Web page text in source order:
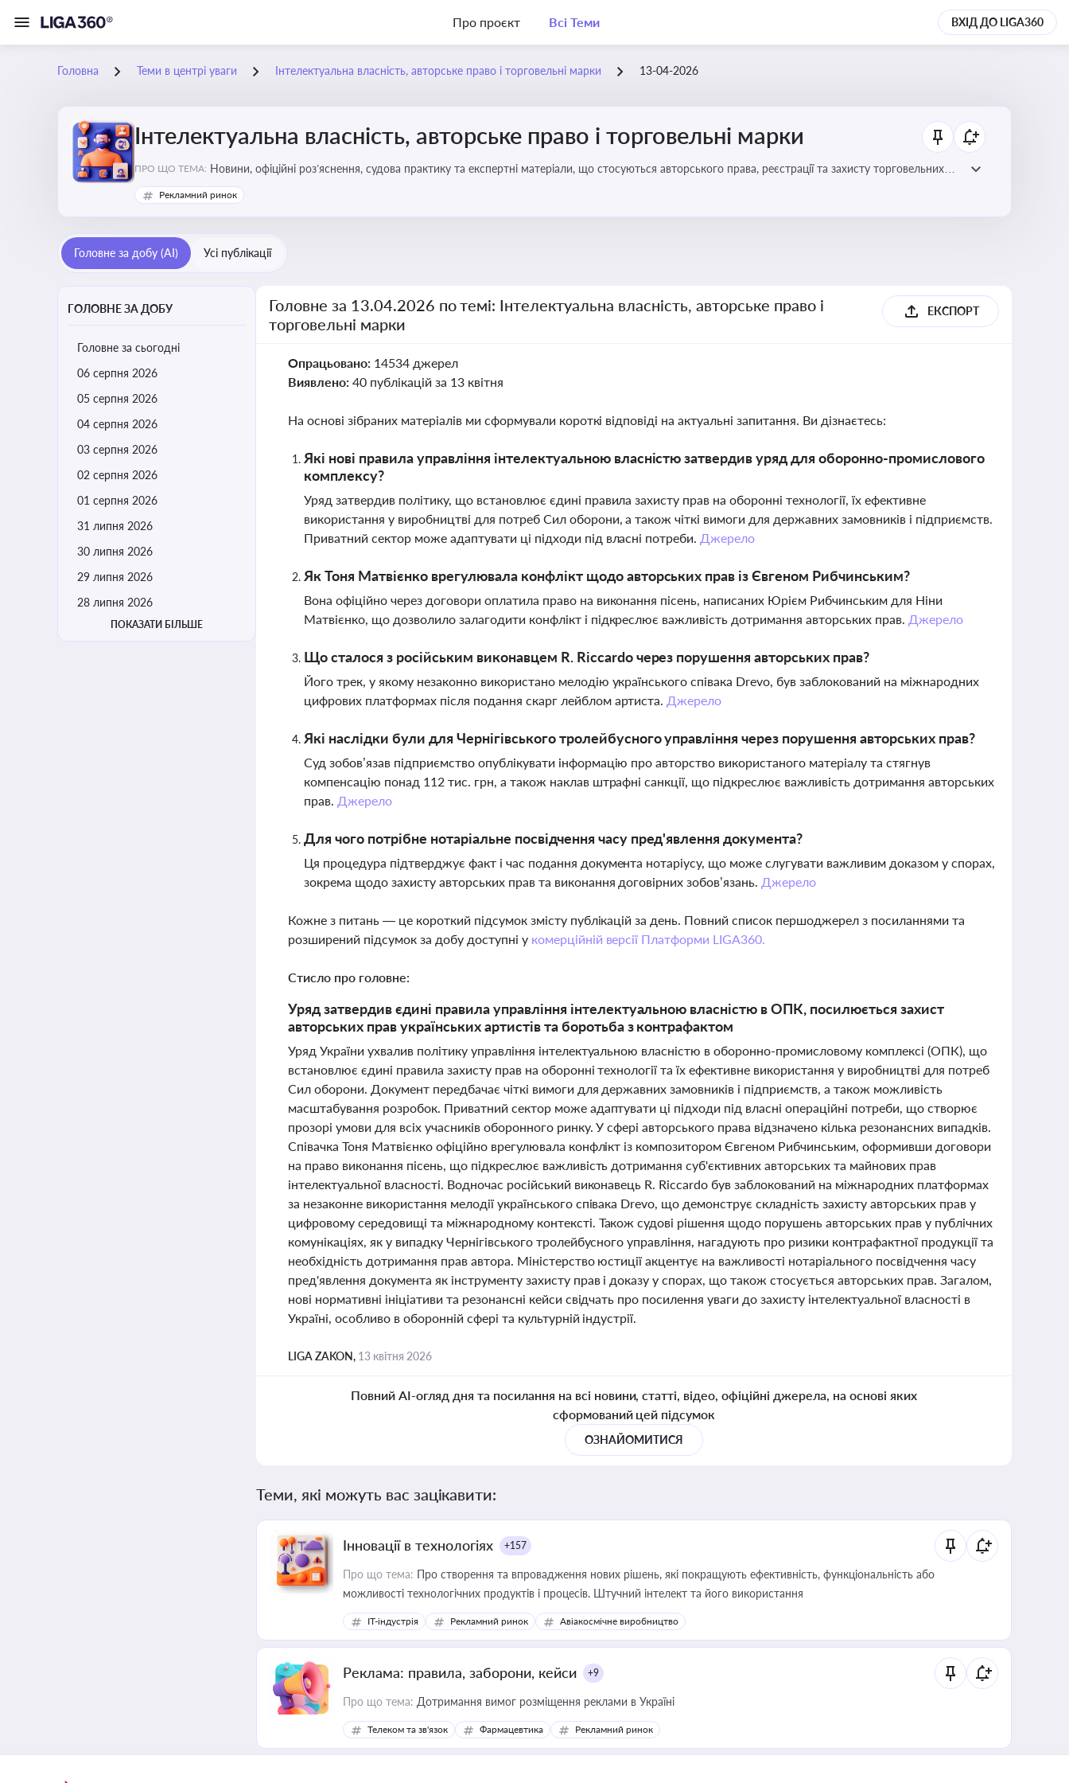
Про проєкт Всі Теми ВХІД ДО LIGA360
Головна Теми в центрі уваги Інтелектуальна власність, авторське право і торговельні марки 13-04-2026
Інтелектуальна власність, авторське право і торговельні марки
ПРО ЩО ТЕМА: Новини, офіційні роз’яснення, судова практику та експертні матеріали, що стосуються авторського права, реєстрації та захисту торговельних
марок, боротьби з порушеннями прав інтелектуальної власності, а також змін у законодавстві у цій сфері
Рекламний ринок
Головне за добу (AI) Усі публікації
ГОЛОВНЕ ЗА ДОБУ
Головне за сьогодні
06 серпня 2026
05 серпня 2026
04 серпня 2026
03 серпня 2026
02 серпня 2026
01 серпня 2026
31 липня 2026
30 липня 2026
29 липня 2026
28 липня 2026
ПОКАЗАТИ БІЛЬШЕ
Головне за 13.04.2026 по темі: Інтелектуальна власність, авторське право і
торговельні марки
ЕКСПОРТ
Опрацьовано: 14534 джерел
Виявлено: 40 публікацій за 13 квітня
На основі зібраних матеріалів ми сформували короткі відповіді на актуальні запитання. Ви дізнаєтесь:
Які нові правила управління інтелектуальною власністю затвердив уряд для оборонно-промислового
комплексу?
Уряд затвердив політику, що встановлює єдині правила захисту прав на оборонні технології, їх ефективне
використання у виробництві для потреб Сил оборони, а також чіткі вимоги для державних замовників і підприємств.
Приватний сектор може адаптувати ці підходи під власні потреби. Джерело
Як Тоня Матвієнко врегулювала конфлікт щодо авторських прав із Євгеном Рибчинським?
Вона офіційно через договори оплатила право на виконання пісень, написаних Юрієм Рибчинським для Ніни
Матвієнко, що дозволило залагодити конфлікт і підкреслює важливість дотримання авторських прав. Джерело
Що сталося з російським виконавцем R. Riccardo через порушення авторських прав?
Його трек, у якому незаконно використано мелодію українського співака Drevo, був заблокований на міжнародних
цифрових платформах після подання скарг лейблом артиста. Джерело
Які наслідки були для Чернігівського тролейбусного управління через порушення авторських прав?
Суд зобов’язав підприємство опублікувати інформацію про авторство використаного матеріалу та стягнув
компенсацію понад 112 тис. грн, а також наклав штрафні санкції, що підкреслює важливість дотримання авторських
прав. Джерело
Для чого потрібне нотаріальне посвідчення часу пред'явлення документа?
Ця процедура підтверджує факт і час подання документа нотаріусу, що може слугувати важливим доказом у спорах,
зокрема щодо захисту авторських прав та виконання договірних зобов’язань. Джерело
Кожне з питань — це короткий підсумок змісту публікацій за день. Повний список першоджерел з посиланнями та
розширений підсумок за добу доступні у комерційній версії Платформи LIGA360.
Стисло про головне:
Уряд затвердив єдині правила управління інтелектуальною власністю в ОПК, посилюється захист
авторських прав українських артистів та боротьба з контрафактом
Уряд України ухвалив політику управління інтелектуальною власністю в оборонно-промисловому комплексі (ОПК), що
встановлює єдині правила захисту прав на оборонні технології та їх ефективне використання у виробництві для потреб
Сил оборони. Документ передбачає чіткі вимоги для державних замовників і підприємств, а також можливість
масштабування розробок. Приватний сектор може адаптувати ці підходи під власні операційні потреби, що створює
прозорі умови для всіх учасників оборонного ринку. У сфері авторського права відзначено кілька резонансних випадків.
Співачка Тоня Матвієнко офіційно врегулювала конфлікт із композитором Євгеном Рибчинським, оформивши договори
на право виконання пісень, що підкреслює важливість дотримання суб'єктивних авторських та майнових прав
інтелектуальної власності. Водночас російський виконавець R. Riccardo був заблокований на міжнародних платформах
за незаконне використання мелодії українського співака Drevo, що демонструє складність захисту авторських прав у
цифровому середовищі та міжнародному контексті. Також судові рішення щодо порушень авторських прав у публічних
комунікаціях, як у випадку Чернігівського тролейбусного управління, нагадують про ризики контрафактної продукції та
необхідність дотримання прав автора. Міністерство юстиції акцентує на важливості нотаріального посвідчення часу
пред'явлення документа як інструменту захисту прав і доказу у спорах, що також стосується авторських прав. Загалом,
нові нормативні ініціативи та резонансні кейси свідчать про посилення уваги до захисту інтелектуальної власності в
Україні, особливо в оборонній сфері та культурній індустрії.
LIGA ZAKON, 13 квітня 2026
Повний AI-огляд дня та посилання на всі новини, статті, відео, офіційні джерела, на основі яких
сформований цей підсумок
ОЗНАЙОМИТИСЯ
Теми, які можуть вас зацікавити:
Інновації в технологіях +157
Про що тема: Про створення та впровадження нових рішень, які покращують ефективність, функціональність або
можливості технологічних продуктів і процесів. Штучний інтелект та його використання
IT-індустрія Рекламний ринок Авіакосмічне виробництво
Реклама: правила, заборони, кейси +9
Про що тема: Дотримання вимог розміщення реклами в Україні
Телеком та зв'язок Фармацевтика Рекламний ринок